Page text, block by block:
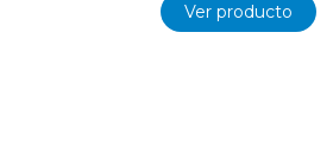
Ver producto